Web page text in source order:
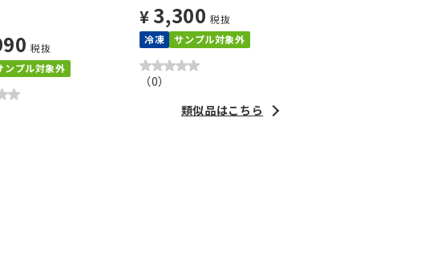
税抜
ンプル対象外
¥ 3,300 税抜
冷凍
サンプル対象外
（0）
類似品はこちら